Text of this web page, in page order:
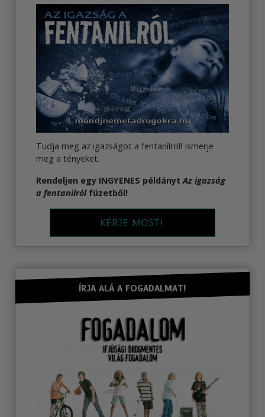
Tudja meg az igazságot a fentanilról! Ismerje
meg a tényeket.
Rendeljen egy INGYENES példányt Az igazság
a fentanilról füzetből!
KÉRJE MOST!
ÍRJA ALÁ A FOGADALMAT!